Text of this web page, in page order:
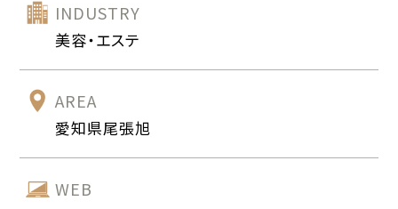
INDUSTRY
美容・エステ
AREA
愛知県尾張旭
WEB